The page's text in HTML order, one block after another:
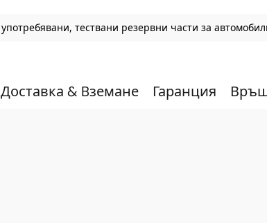
употребявани, тествани резервни части за
Доставка & Bземане Гаранция